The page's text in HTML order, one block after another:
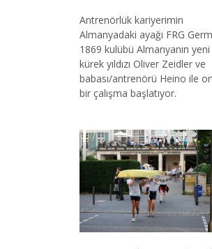
Antrenörlük kariyerimin
Almanyadaki ayağı FRG
1869 kulübü Almanyanın yeni
kürek yıldızı Oliver Zeidler ve
babası/antrenörü Heino ile
bir çalışma başlatıyor.